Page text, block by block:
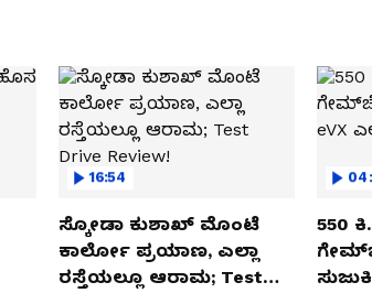
16:54
ಸ್ಕೋಡಾ ಕುಶಾಖ್ ಮೊಂಟೆ
ಕಾರ್ಲೋ ಪ್ರಯಾಣ, ಎಲ್ಲಾ
ರಸ್ತೆಯಲ್ಲೂ ಆರಾಮ; Test
550
ಸುಜುಕಿ eVX ಎಲೆಕ್ಟ್ರಿಕ್ ಕಾರು